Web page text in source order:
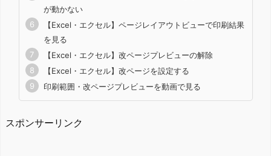
が動かない
【Excel・エクセル】ページレイアウトビューで印刷結果
を見る
【Excel・エクセル】改ページプレビューの解除
【Excel・エクセル】改ページを設定する
印刷範囲・改ページプレビューを動画で見る
スポンサーリンク